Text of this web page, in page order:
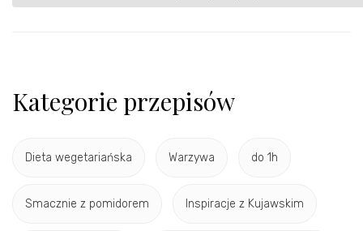
Kategorie przepisów
Dieta wegetariańska Warzywa do 1h
Smacznie z pomidorem Inspiracje z Kujawskim